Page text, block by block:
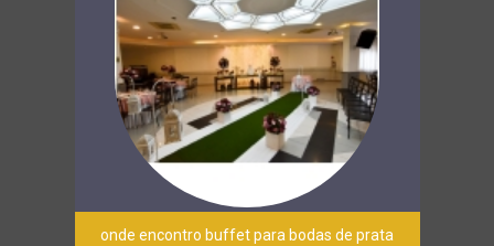
onde encontro buffet para bodas de prata